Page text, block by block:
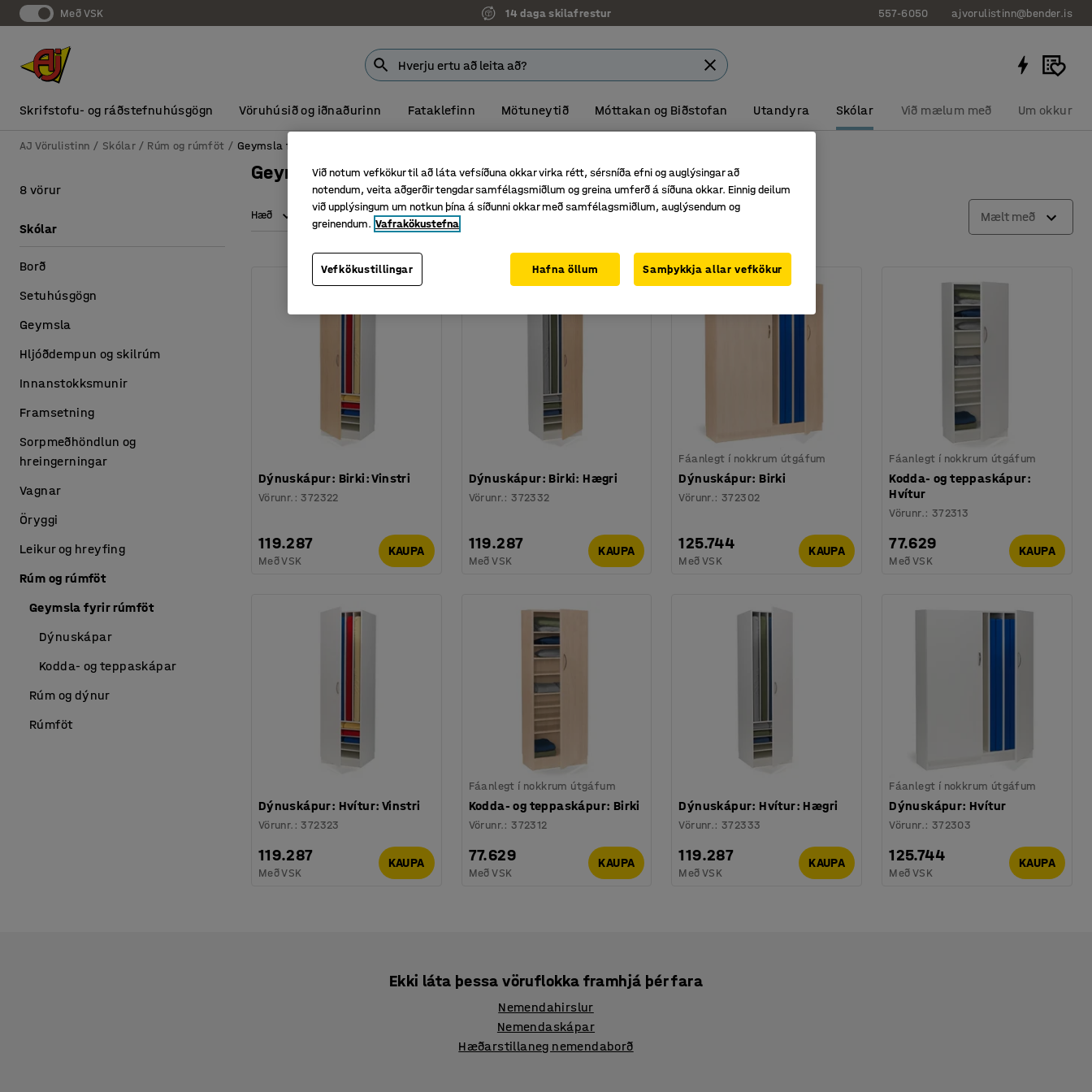
Með VSK 14 daga skilafrestur 557-6050 ajvorulistinn@bender.is
Skrifstofu- og ráðstefnuhúsgögn Vöruhúsið og iðnaðurinn Fataklefinn Mötuneytið Móttakan og Biðstofan Utandyra Skólar Við mælum með Um okkur
AJ Vörulistinn Skólar Rúm og rúmföt Geymsla fyrir rúmföt
Geymsla fyrir rúmföt
Hæð Dýpt Þyngd Mælt með
Dýnuskápur: Birki: Vinstri
Vörunr. :372322
119.287
Með VSK
KAUPA
Dýnuskápur: Birki: Hægri
Vörunr.:372332
119.287
Með VSK
KAUPA
Fáanlegt í nokkrum útgáfum
Dýnuskápur: Birki
Vörunr.:372302
125.744
Með VSK
KAUPA
Fáanlegt í nokkrum útgáfum
Kodda- og teppaskápur:
Hvítur
Vörunr.: 372313
77.629
Með VSK
KAUPA
Dýnuskápur: Hvítur: Vinstri
Vörunr. :372323
119.287
Með VSK
KAUPA
Fáanlegt í nokkrum útgáfum
Kodda- og teppaskápur: Birki
Vörunr.:372312
77.629
Með VSK
KAUPA
Dýnuskápur: Hvítur: Hægri
Vörunr.:372333
119.287
Með VSK
KAUPA
Fáanlegt í nokkrum útgáfum
Dýnuskápur: Hvítur
Vörunr.: 372303
125.744
Með VSK
KAUPA
8 vörur
Skólar
Borð
Setuhúsgögn
Geymsla
Hljóðdempun og skilrúm
Innanstokksmunir
Framsetning
Sorpmeðhöndlun og
hreingerningar
Vagnar
Öryggi
Leikur og hreyfing
Rúm og rúmföt
Geymsla fyrir rúmföt
Dýnuskápar
Kodda- og teppaskápar
Rúm og dýnur
Rúmföt
Ekki láta þessa vöruflokka framhjá þér fara
Nemendahirslur
Nemendaskápar
Hæðarstillaneg nemendaborð
Við notum vefkökur til að láta vefsíðuna okkar virka rétt, sérsníða efni og auglýsingar að
notendum, veita aðgerðir tengdar samfélagsmiðlum og greina umferð á síðuna okkar. Einnig deilum
við upplýsingum um notkun þína á síðunni okkar með samfélagsmiðlum, auglýsendum og
greinendum. Vafrakökustefna
Vefkökustillingar Hafna öllum Samþykkja allar vefkökur